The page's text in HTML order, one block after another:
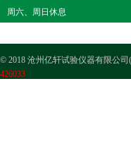
周六、周日休息
© 2018 沧州亿轩试验仪器有限公司
426033